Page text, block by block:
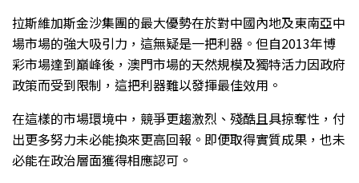
拉斯維加斯金沙集團的最大優勢在於對中國內地及東南亞中
場市場的強大吸引力，這無疑是一把利器。但自2013年博
彩市場達到巔峰後，澳門市場的天然規模及獨特活力因政府
政策而受到限制，這把利器難以發揮最佳效用。
在這樣的市場環境中，競爭更趨激烈、殘酷且具掠奪性，付
出更多努力未必能換來更高回報。即便取得實質成果，也未
必能在政治層面獲得相應認可。